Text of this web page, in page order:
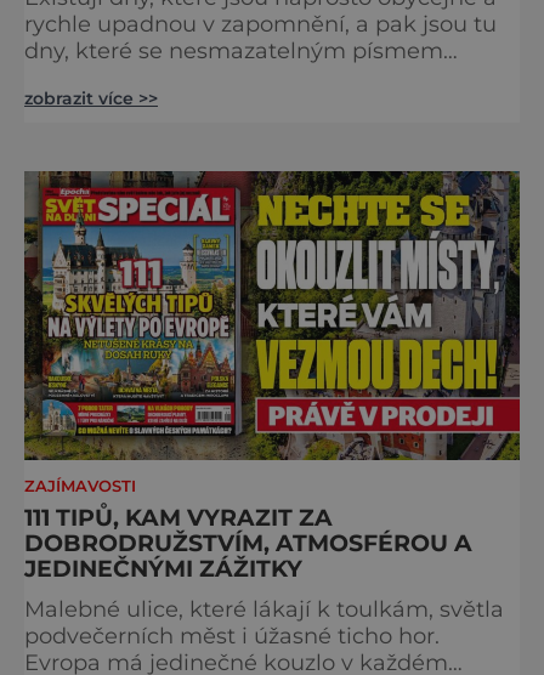
rychle upadnou v zapomnění, a pak jsou tu
dny, které se nesmazatelným písmem
dojde k významnému objevu nebo děsivé
krážem. Je 10. dubna roku 49 př. n. l. a na
břehu říčky Rubikon pronáší Gaius Julius
Caesar svou slavnou vě
zobrazit více >>
ZAJÍMAVOSTI
111 TIPŮ, KAM VYRAZIT ZA
DOBRODRUŽSTVÍM, ATMOSFÉROU A
JEDINEČNÝMI ZÁŽITKY
Malebné ulice, které lákají k toulkám, světla
podvečerních měst i úžasné ticho hor.
Evropa má jedinečné kouzlo v každém